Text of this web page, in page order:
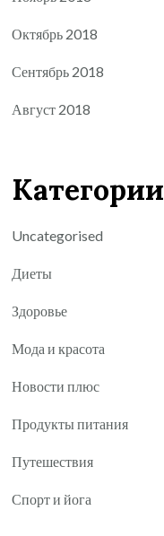
Октябрь 2018
Сентябрь 2018
Август 2018
Категории
Uncategorised
Диеты
Здоровье
Мода и красота
Новости плюс
Продукты питания
Путешествия
Спорт и йога